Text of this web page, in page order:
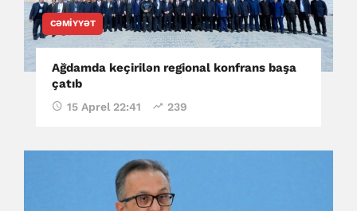
CƏMIYYƏT
Ağdamda keçirilən regional konfrans başa
çatıb
15 Aprel 22:41 239